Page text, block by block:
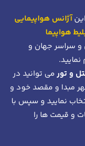
آژانس هواپیمایی
هواپیما
و سراسر جهان و
نمایید.
و تورمی توانید در
مبدا و مقصد خود و
نمایید و سپس با
و قیمت ها را